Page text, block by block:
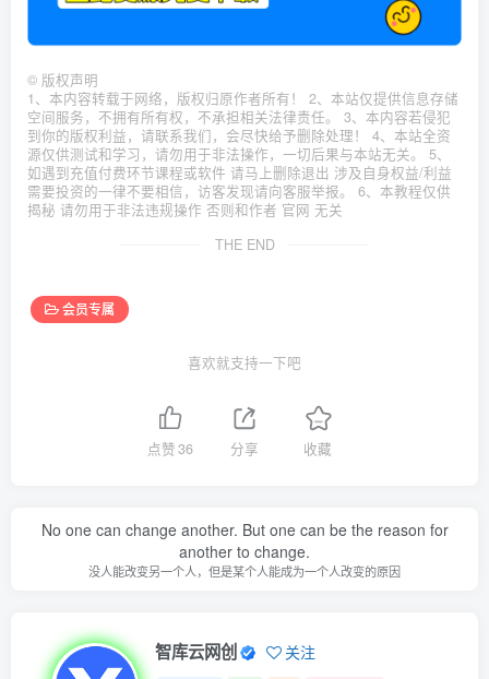
© 版权声明
1、本内容转载于网络，版权归原作者所有！ 2、本站仅提供信息存储
空间服务，不拥有所有权，不承担相关法律责任。 3、本内容若侵犯
到你的版权利益，请联系我们，会尽快给予删除处理！ 4、本站全资
源仅供测试和学习，请勿用于非法操作，一切后果与本站无关。 5、
如遇到充值付费环节课程或软件 请马上删除退出 涉及自身权益/利益
需要投资的一律不要相信，访客发现请向客服举报。 6、本教程仅供
揭秘 请勿用于非法违规操作 否则和作者 官网 无关
THE END
会员专属
喜欢就支持一下吧
点赞36 分享 收藏
No one can change another. But one can be the reason for
another to change.
没人能改变另一个人，但是某个人能成为一个人改变的原因
智库云网创 关注